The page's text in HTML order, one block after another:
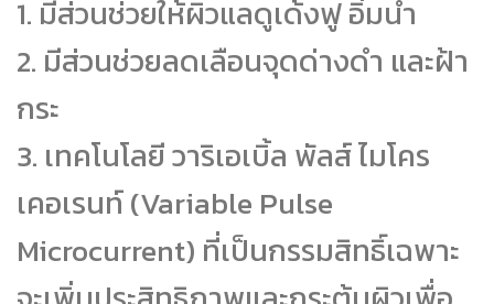
1. มีส่วนช่วยให้ผิวแลดูเด้งฟู อิ่มน้ำ
2. มีส่วนช่วยลดเลือนจุดด่างดำ และฝ้า
กระ
3. เทคโนโลยี วาริเอเบิ้ล พัลส์ ไมโคร
เคอเรนท์ (Variable Pulse
Microcurrent) ที่เป็นกรรมสิทธิ์เฉพาะ